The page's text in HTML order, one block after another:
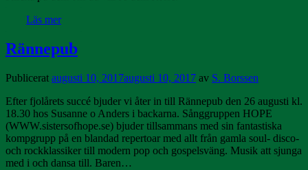
Läs mer
Rännepub
Publicerat augusti 10, 2017augusti 10, 2017 av S. Borssen
Efter fjolårets succé bjuder vi åter in till Rännepub den 26 augusti kl.
18.30 hos Susanne o Anders i backarna. Sånggruppen HOPE
(WWW.sistersofhope.se) bjuder tillsammans med sin fantastiska
kompgrupp på en blandad repertoar med allt från gamla soul- disco-
och rockklassiker till modern pop och gospelsväng. Musik att sjunga
med i och dansa till. Baren…